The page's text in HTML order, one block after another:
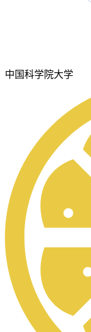
中国科学院大学